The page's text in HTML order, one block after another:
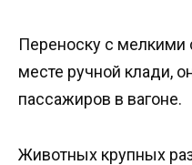
Переноску с
месте ручной клади,
пассажиров в вагоне.
Животных крупных